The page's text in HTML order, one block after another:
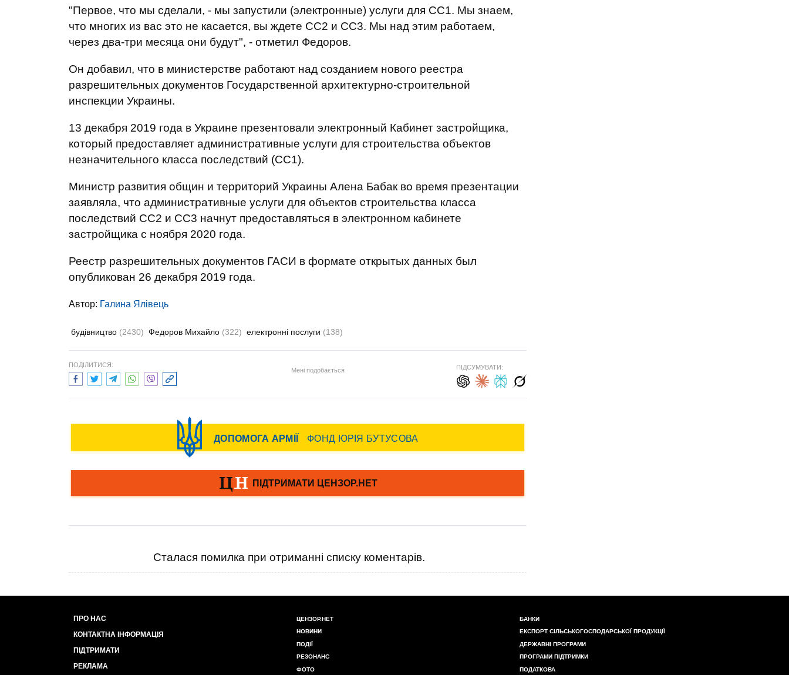
"Первое, что мы сделали, - мы запустили (электронные) услуги для СС1. Мы знаем,
что многих из вас это не касается, вы ждете СС2 и СС3. Мы над этим работаем,
через два-три месяца они будут", - отметил Федоров.
Он добавил, что в министерстве работают над созданием нового реестра
разрешительных документов Государственной архитектурно-строительной
инспекции Украины.
13 декабря 2019 года в Украине презентовали электронный Кабинет застройщика,
который предоставляет административные услуги для строительства объектов
незначительного класса последствий (СС1).
Министр развития общин и территорий Украины Алена Бабак во время презентации
заявляла, что административные услуги для объектов строительства класса
последствий СС2 и СС3 начнут предоставляться в электронном кабинете
застройщика с ноября 2020 года.
Реестр разрешительных документов ГАСИ в формате открытых данных был
опубликован 26 декабря 2019 года.
Автор: Галина Ялівець
будівництво (2430) Федоров Михайло (322) електронні послуги (138)
ПОДІЛИТИСЯ:
Мені подобається ПІДСУМУВАТИ:
Сталася помилка при отриманні списку коментарів.
ПРО НАС
КОНТАКТНА ІНФОРМАЦІЯ
ПІДТРИМАТИ
РЕКЛАМА
ЦЕНЗОР.НЕТ
НОВИНИ
ПОДІЇ
РЕЗОНАНС
ФОТО
БАНКИ
ЕКСПОРТ СІЛЬСЬКОГОСПОДАРСЬКОЇ ПРОДУКЦІЇ
ДЕРЖАВНІ ПРОГРАМИ
ПРОГРАМИ ПІДТРИМКИ
ПОДАТКОВА